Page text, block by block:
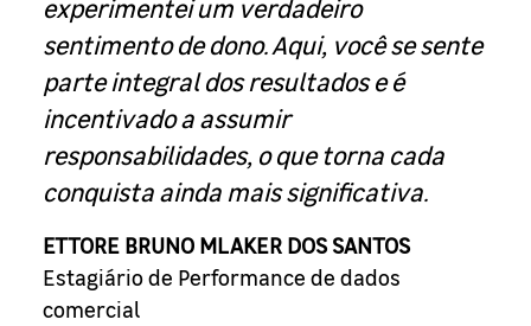
experimentei um verdadeiro
sentimento de dono. Aqui, você se sente
parte integral dos resultados e é
incentivado a assumir
responsabilidades, o que torna cada
conquista ainda mais significativa.
ETTORE BRUNO MLAKER DOS SANTOS
Estagiário de Performance de dados
comercial